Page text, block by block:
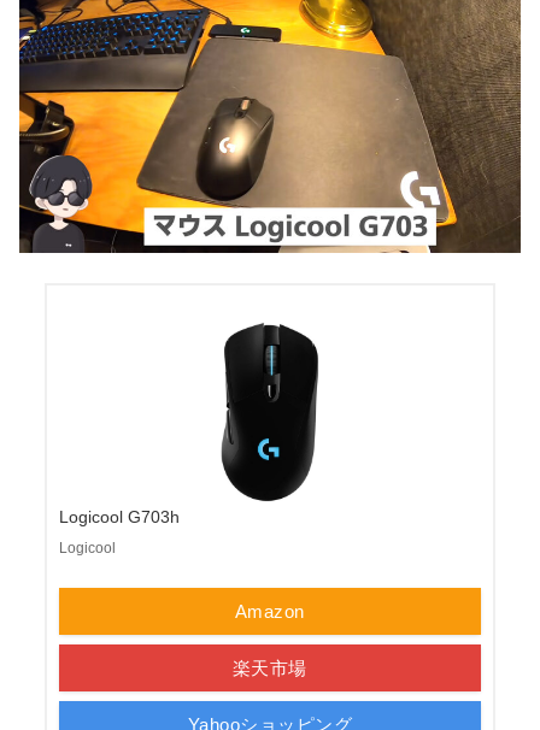
Logicool G703h
Logicool
Amazon
楽天市場
Yahooショッピング